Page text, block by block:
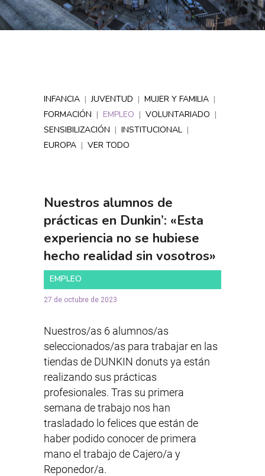
INFANCIA | JUVENTUD | MUJER Y FAMILIA |
FORMACIÓN | EMPLEO | VOLUNTARIADO |
SENSIBILIZACIÓN | INSTITUCIONAL |
EUROPA | VER TODO
Nuestros alumnos de
prácticas en Dunkin’: «Esta
experiencia no se hubiese
hecho realidad sin vosotros»
EMPLEO
27 de octubre de 2023
Nuestros/as 6 alumnos/as
seleccionados/as para trabajar en las
tiendas de DUNKIN donuts ya están
realizando sus prácticas
profesionales. Tras su primera
semana de trabajo nos han
trasladado lo felices que están de
haber podido conocer de primera
mano el trabajo de Cajero/a y
Reponedor/a.